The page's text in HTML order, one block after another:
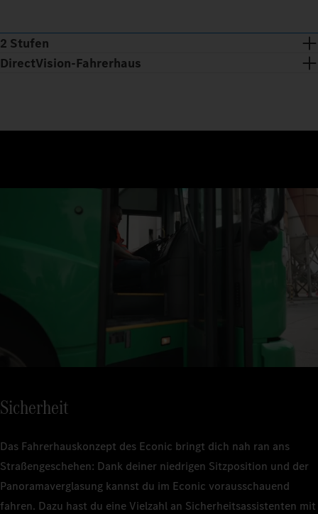
2 Stufen
niedrigen Höhe müssen du und deine Crew nur 2 Stufen beim
DirectVision-Fahrerhaus
Sicherheit
Das Fahrerhauskonzept des Econic bringt dich nah ran ans
Straßengeschehen: Dank deiner niedrigen Sitzposition und der
Panoramaverglasung kannst du im Econic vorausschauend
fahren. Dazu hast du eine Vielzahl an Sicherheitsassistenten mit